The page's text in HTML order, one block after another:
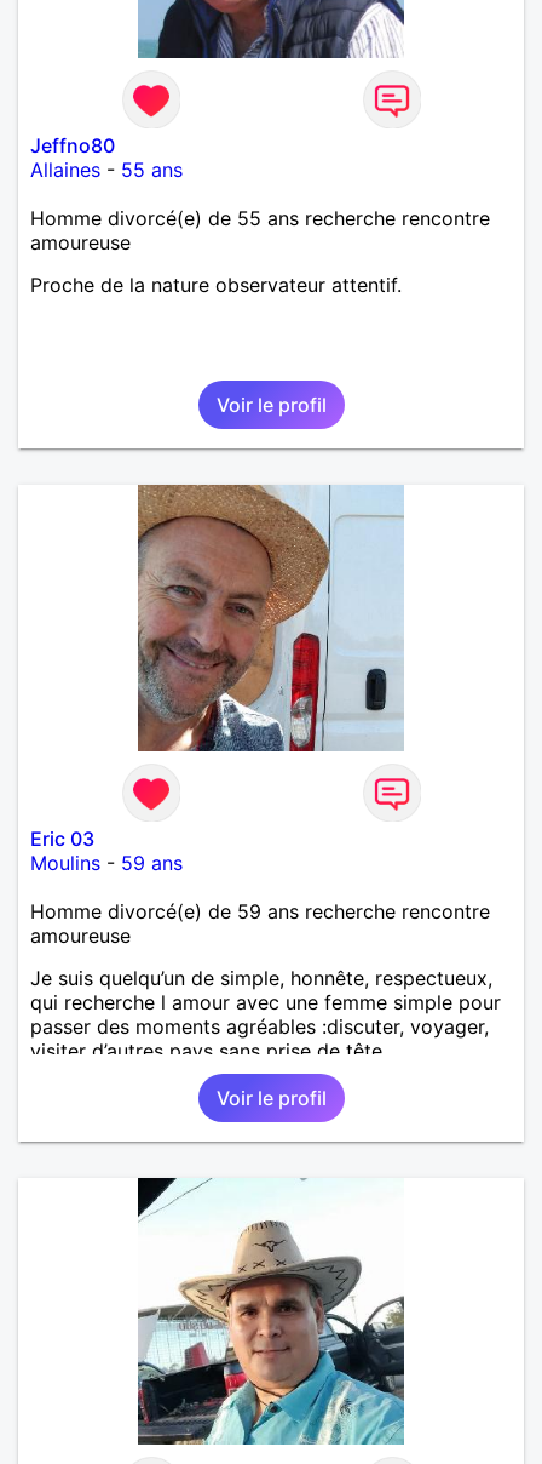
Jeffno80
Allaines - 55 ans
Homme divorcé(e) de 55 ans recherche rencontre
amoureuse
Proche de la nature observateur attentif.
Voir le profil
Eric 03
Moulins - 59 ans
Homme divorcé(e) de 59 ans recherche rencontre
amoureuse
Je suis quelqu’un de simple, honnête, respectueux,
qui recherche l amour avec une femme simple pour
passer des moments agréables :discuter, voyager,
visiter d’autres pays sans prise de tête.
Voir le profil